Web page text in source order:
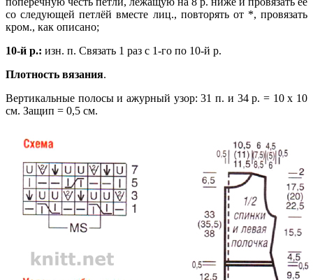
со следующей петлёй вместе лиц., повторять от *, провязать
кром., как описано;
10-й р.: изн. п. Связать 1 раз с 1-го по 10-й р.
Плотность вязания.
Вертикальные полосы и ажурный узор: 31 п. и 34 р. = 10 х 10
см. Защип = 0,5 см.